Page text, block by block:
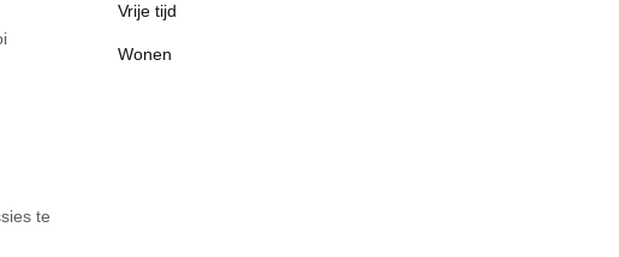
te
Vrije tijd
Wonen